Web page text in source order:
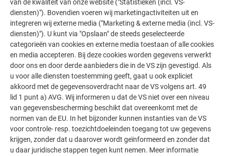
3.010 4.221 30 9.030 12.601
11 3.311 4.640 31 9.331 13.020
12 3.612 5.059 32 9.632 13.439
13 3.913 5.478 33 9.933 13.858
14 4.214 5.897 34 10.234 14.277
15 4.515 6.316 35 10.535 14.696
van de kwaliteit van onze website ("Statistieken (incl. VS-
diensten)"). Bovendien voeren wij marketingactiviteiten uit en
integreren wij externe media ("Marketing & externe media (incl. VS-
diensten)"). U kunt via "Opslaan" de steeds geselecteerde
categorieën van cookies en externe media toestaan of alle cookies
en media accepteren. Bij deze cookies worden gegevens verwerkt
door ons en door derde aanbieders die in de VS zijn gevestigd. Als
u voor alle diensten toestemming geeft, gaat u ook expliciet
akkoord met de gegevensoverdracht naar de VS volgens art. 49
lid 1 punt a) AVG. Wij informeren u dat de VS niet over een niveau
van gegevensbescherming beschikt dat overeenkomt met de
normen van de EU. In het bijzonder kunnen instanties van de VS
voor controle- resp. toezichtdoeleinden toegang tot uw gegevens
krijgen, zonder dat u daarover wordt geïnformeerd en zonder dat
u daar juridische stappen tegen kunt nemen. Meer informatie